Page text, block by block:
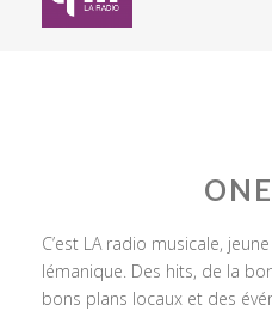
C’est LA radio musicale,
lémanique. Des hits, de la
bons plans locaux et des